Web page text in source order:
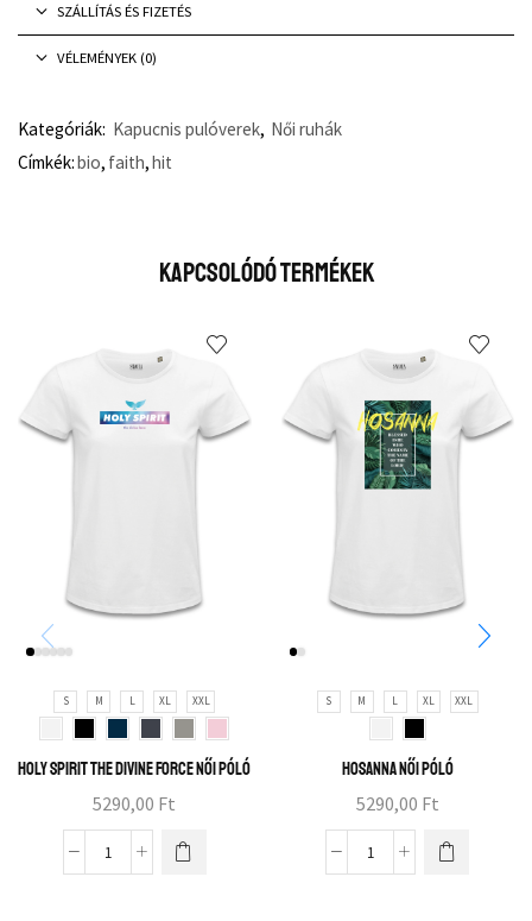
SZÁLLÍTÁS ÉS FIZETÉS
VÉLEMÉNYEK (0)
Kategóriák: Kapucnis pulóverek, Női ruhák
Címkék:bio, faith,hit
Kapcsolódó Termékek
S M L XL XXL
Holy Spirit the divine force női póló
5290,00 Ft
S M L XL XXL
Hosanna női póló
5290,00 Ft